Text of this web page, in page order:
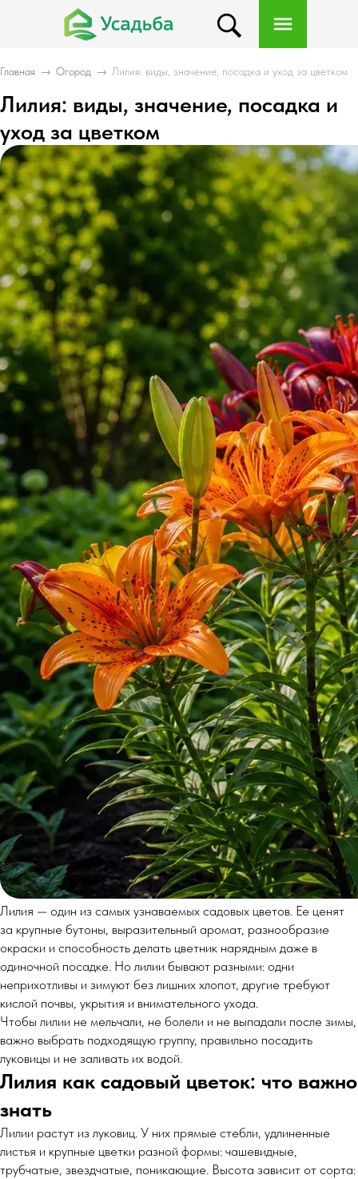
Главная → Огород → Лилия: виды, значение, посадка и уход за цветком
Лилия: виды, значение, посадка и
уход за цветком
Лилия — один из самых узнаваемых садовых цветов. Ее ценят
за крупные бутоны, выразительный аромат, разнообразие
окраски и способность делать цветник нарядным даже в
одиночной посадке. Но лилии бывают разными: одни
неприхотливы и зимуют без лишних хлопот, другие требуют
кислой почвы, укрытия и внимательного ухода.
Чтобы лилии не мельчали, не болели и не выпадали после зимы,
важно выбрать подходящую группу, правильно посадить
луковицы и не заливать их водой.
Лилия как садовый цветок: что важно
знать
Лилии растут из луковиц. У них прямые стебли, удлиненные
листья и крупные цветки разной формы: чашевидные,
трубчатые, звездчатые, поникающие. Высота зависит от сорта: